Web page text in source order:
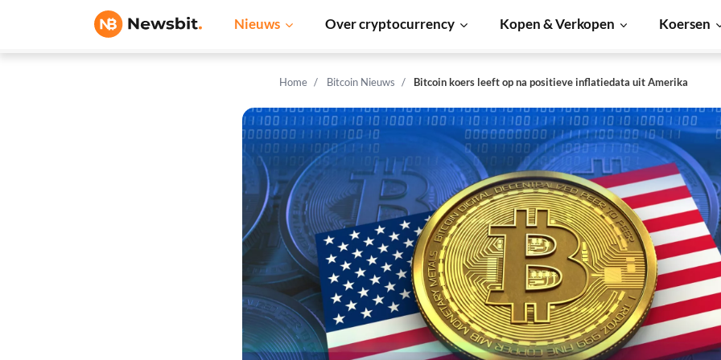
Nieuws Over cryptocurrency Kopen & Verkopen Koersen
Home Bitcoin Nieuws Bitcoin koers leeft op na positieve inflatiedata uit Amerika